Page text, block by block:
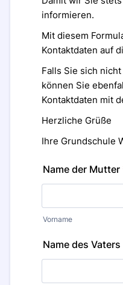
informieren.
Mit diesem
Kontaktdaten auf
Falls Sie sich
können Sie
Kontaktdaten mit
Herzliche Grüße
Ihre Grundschule
Name der Mutter
Vorname
Name des Vaters